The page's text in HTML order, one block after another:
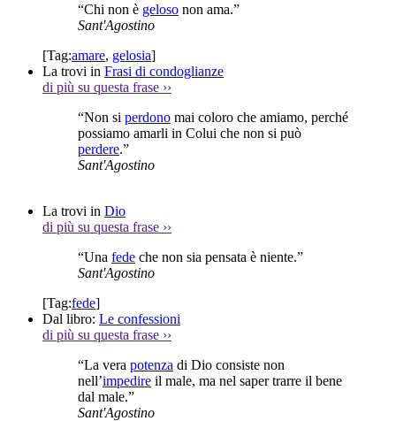
“Chi non è geloso non ama.”
Sant'Agostino
[Tag:amare, gelosia]
La trovi in Frasi di condoglianze
di più su questa frase ››
“Non si perdono mai coloro che amiamo, perché
possiamo amarli in Colui che non si può
perdere.”
Sant'Agostino
La trovi in Dio
di più su questa frase ››
“Una fede che non sia pensata è niente.”
Sant'Agostino
[Tag:fede]
Dal libro: Le confessioni
di più su questa frase ››
“La vera potenza di Dio consiste non
nell’impedire il male, ma nel saper trarre il bene
dal male.”
Sant'Agostino